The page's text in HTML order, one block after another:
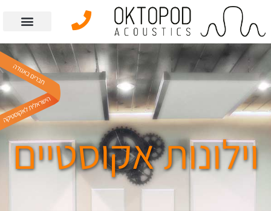
וילונות אקוסטיים